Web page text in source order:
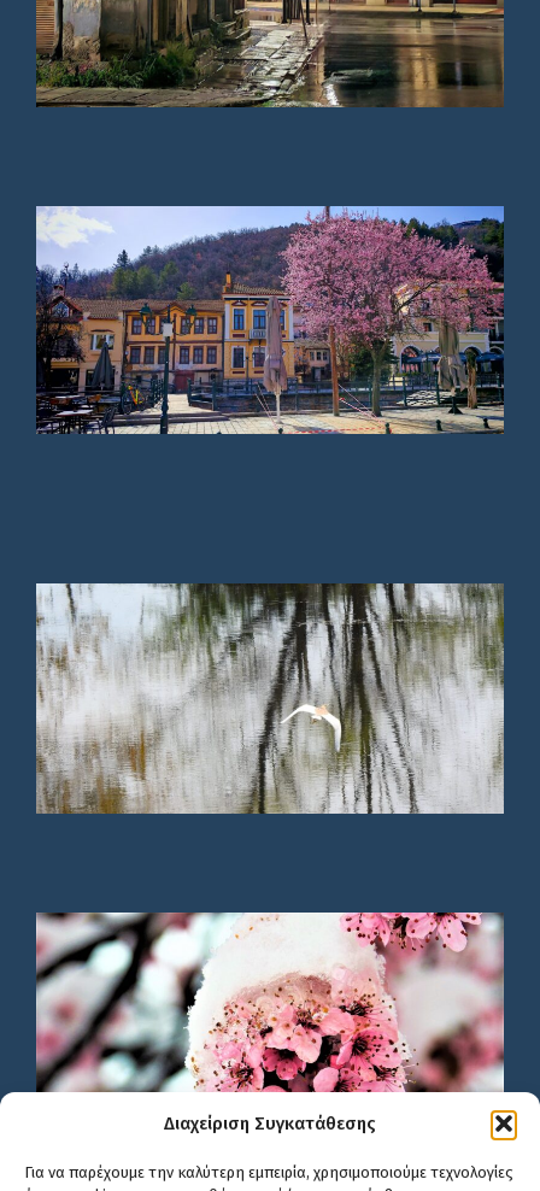
Διαχείριση Συγκατάθεσης
Για να παρέχουμε την καλύτερη εμπειρία, χρησιμοποιούμε τεχνολογίες